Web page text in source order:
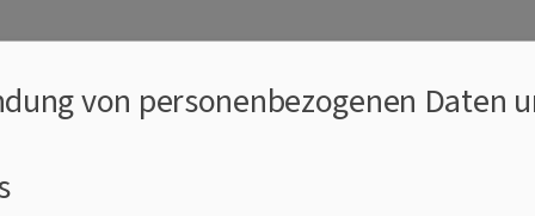
von personenbezogenen Daten